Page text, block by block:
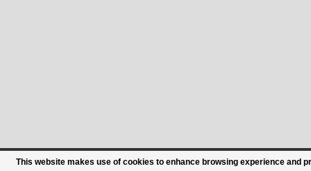
This website makes use of cookies to enhance browsing experience and